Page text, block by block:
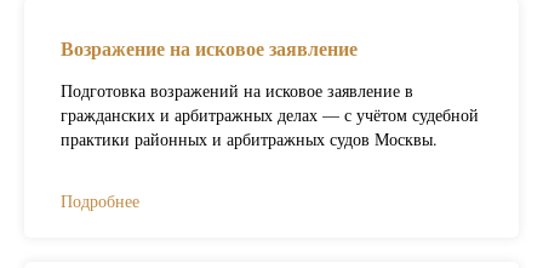
Возражение на исковое заявление
Подготовка возражений на исковое заявление в
гражданских и арбитражных делах — с учётом судебной
практики районных и арбитражных судов Москвы.
Подробнее